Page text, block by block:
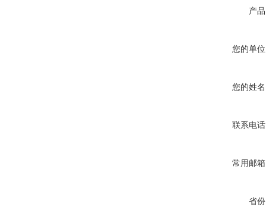
产
您的单
您的姓
联系电
常用邮
省